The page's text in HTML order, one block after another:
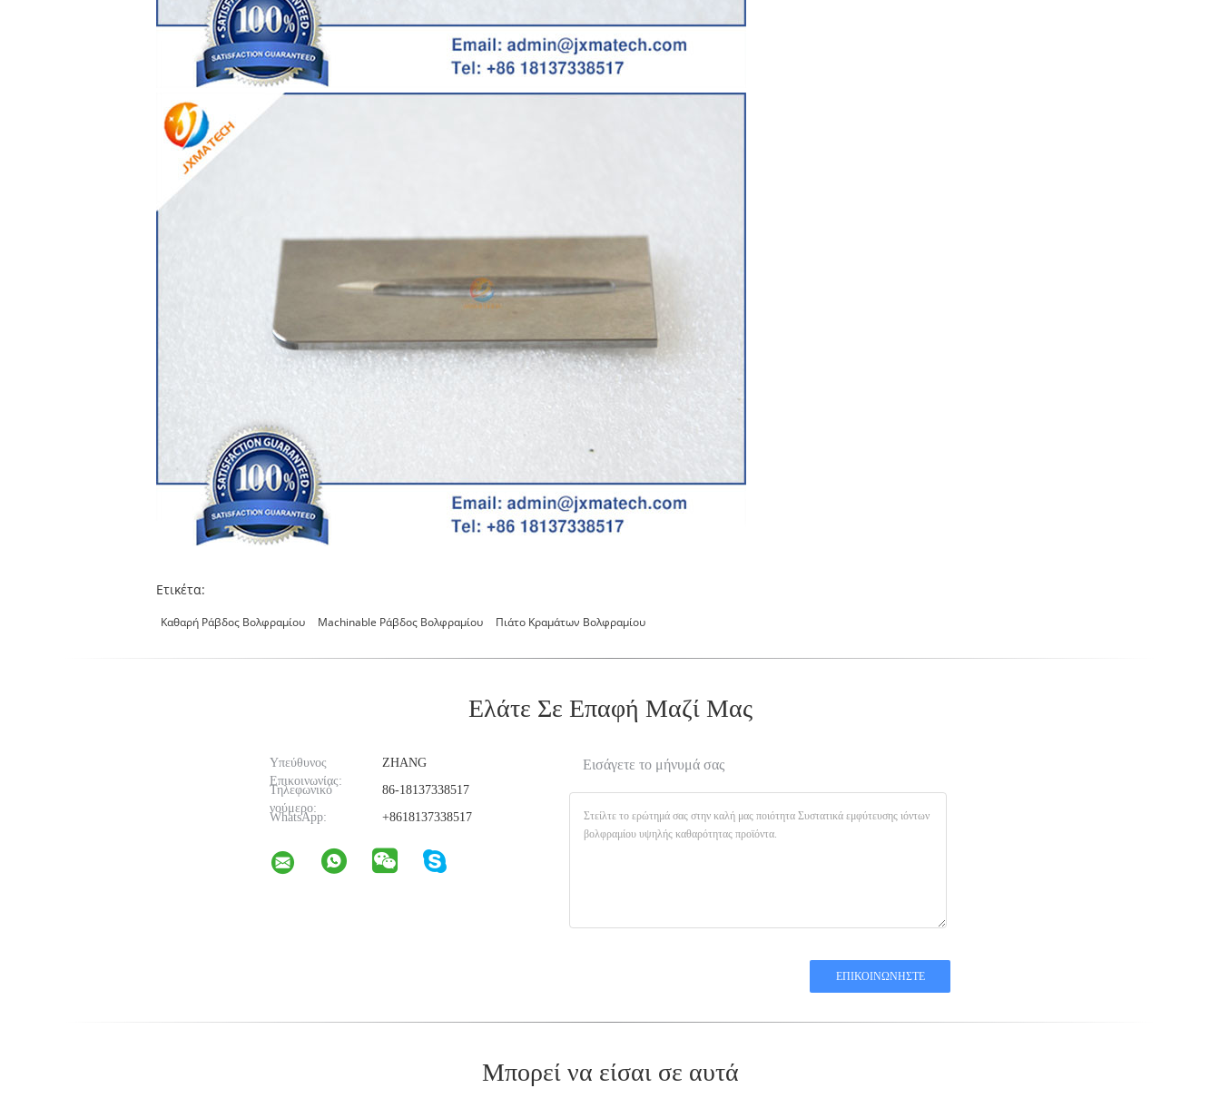
Ετικέτα:
Καθαρή Ράβδος Βολφραμίου Machinable Ράβδος Βολφραμίου Πιάτο Κραμάτων Βολφραμίου
Ελάτε Σε Επαφή Μαζί Μας
Υπεύθυνος
Επικοινωνίας:
ZHANG
Τηλεφωνικό
νούμερο:
86-18137338517
WhatsApp:
+8618137338517
Εισάγετε το μήνυμά σας
Μπορεί να είσαι σε αυτά